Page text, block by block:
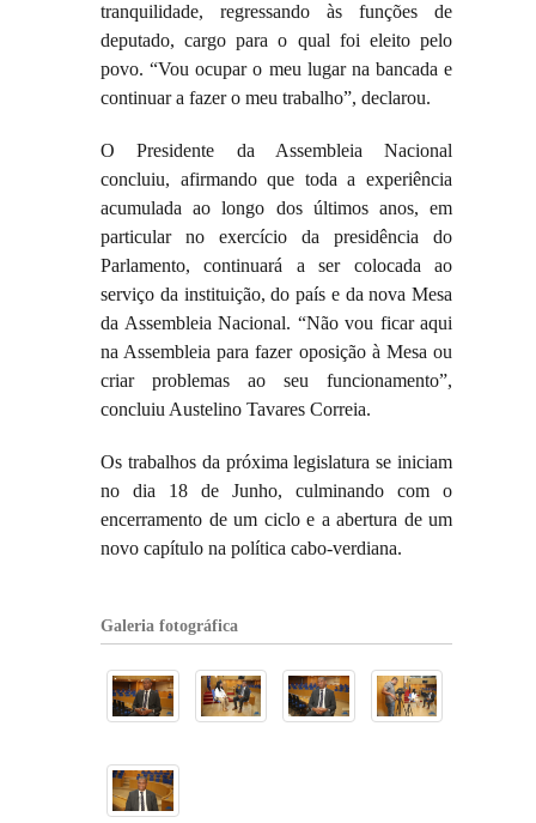
tranquilidade, regressando às funções de
deputado, cargo para o qual foi eleito pelo
povo. “Vou ocupar o meu lugar na bancada e
continuar a fazer o meu trabalho”, declarou.
O Presidente da Assembleia Nacional
concluiu, afirmando que toda a experiência
acumulada ao longo dos últimos anos, em
particular no exercício da presidência do
Parlamento, continuará a ser colocada ao
serviço da instituição, do país e da nova Mesa
da Assembleia Nacional. “Não vou ficar aqui
na Assembleia para fazer oposição à Mesa ou
criar problemas ao seu funcionamento”,
concluiu Austelino Tavares Correia.
Os trabalhos da próxima legislatura se iniciam
no dia 18 de Junho, culminando com o
encerramento de um ciclo e a abertura de um
novo capítulo na política cabo-verdiana.
Galeria fotográfica